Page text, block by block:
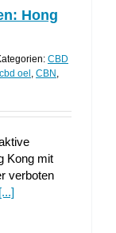
Hong
CBD
cbd oel, CBN,
Kong mit
verboten
[...]